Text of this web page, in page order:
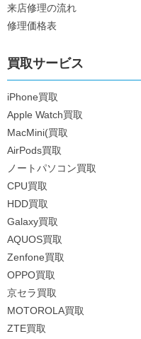
来店修理の流れ
修理価格表
買取サービス
iPhone買取
Apple Watch買取
MacMini(買取
AirPods買取
ノートパソコン買取
CPU買取
HDD買取
Galaxy買取
AQUOS買取
Zenfone買取
OPPO買取
京セラ買取
MOTOROLA買取
ZTE買取